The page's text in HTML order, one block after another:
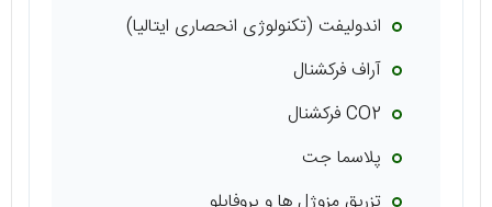
اندولیفت (تکنولوژی انحصاری ایتالیا)
آراف فرکشنال
CO2 فرکشنال
پلاسما جت